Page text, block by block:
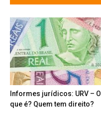
Informes jurídicos: URV – O
que é? Quem tem direito?